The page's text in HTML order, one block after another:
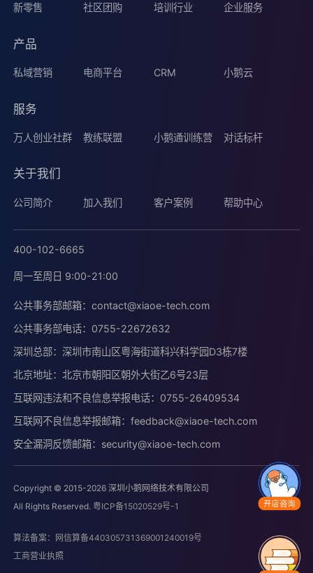
新零售 社区团购 培训行业 企业服务
产品
私域营销 电商平台 CRM 小鹅云
服务
万人创业社群 教练联盟 小鹅通训练营 对话标杆
关于我们
公司简介 加入我们 客户案例 帮助中心
400-102-6665
周一至周日 9:00-21:00
公共事务部邮箱：contact@xiaoe-tech.com
公共事务部电话： 0755-22672632
深圳总部：深圳市南山区粤海街道科兴科学园D3栋7楼
北京地址：北京市朝阳区朝外大街乙6号23层
互联网违法和不良信息举报电话： 0755-26409534
互联网不良信息举报邮箱：feedback@xiaoe-tech.com
安全漏洞反馈邮箱： security@xiaoe-tech.com
Copyright © 2015-2026 深圳小鹅网络技术有限公司
All Rights Reserved.粤ICP备15020529号-1
算法备案：网信算备440305731369001240019号
工商营业执照